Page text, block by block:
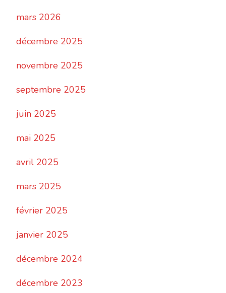
mars 2026
décembre 2025
novembre 2025
septembre 2025
juin 2025
mai 2025
avril 2025
mars 2025
février 2025
janvier 2025
décembre 2024
décembre 2023